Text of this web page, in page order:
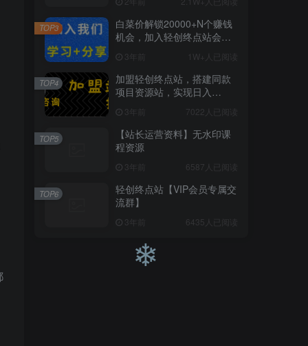
白菜价解锁20000+N个赚钱
机会，加入轻创终点站会
3年前 1W+人已阅读
TOP3
加盟轻创终点站，搭建同款
项目资源站，实现日入
3年前 7022人已阅读
TOP4
【站长运营资料】无水印课
程资源
3年前 6587人已阅读
TOP5
轻创终点站【VIP会员专属交
流群】
3年前 6435人已阅读
TOP6